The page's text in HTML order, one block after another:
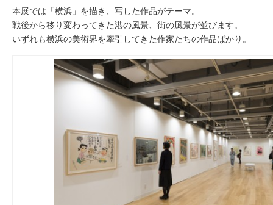
本展では「横浜」を描き、写した作品がテーマ。
戦後から移り変わってきた港の風景、街の風景が並びます。
いずれも横浜の美術界を牽引してきた作家たちの作品ばかり。